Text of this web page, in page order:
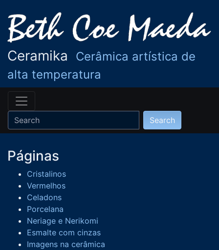
Ceramika
Cerâmica artística de
alta temperatura
Páginas
Cristalinos
Vermelhos
Celadons
Porcelana
Neriage e Nerikomi
Esmalte com cinzas
Imagens na cerâmica